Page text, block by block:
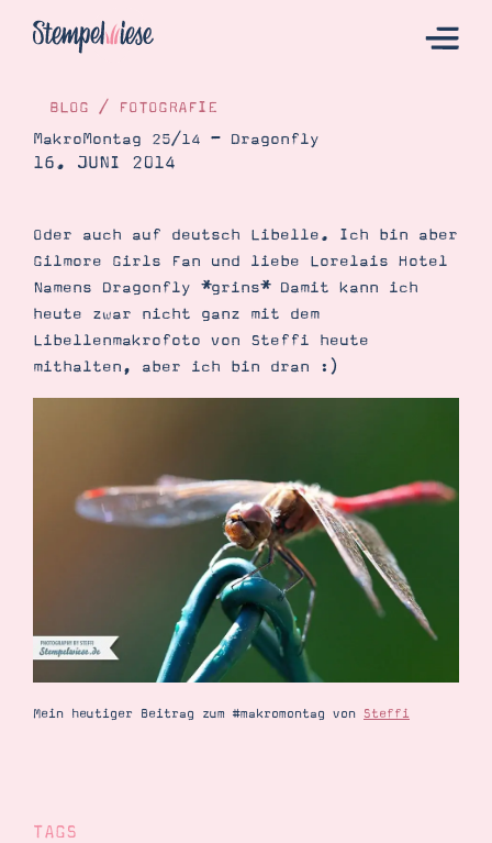
Katalog
Bestellen
Kontakt
Angebote
Demonstrator werden
Blog
Produkte erklärt
Über Stampin’ Up!
BLOG /
FOTOGRAFIE
MakroMontag 25/14 – Dragonfly
16. JUNI 2014
Oder auch auf deutsch Libelle. Ich bin aber
Gilmore Girls Fan und liebe Lorelais Hotel
Namens Dragonfly *grins* Damit kann ich
heute zwar nicht ganz mit dem
Libellenmakrofoto von Steffi heute
mithalten, aber ich bin dran :)
Mein heutiger Beitrag zum #makromontag von Steffi
TAGS